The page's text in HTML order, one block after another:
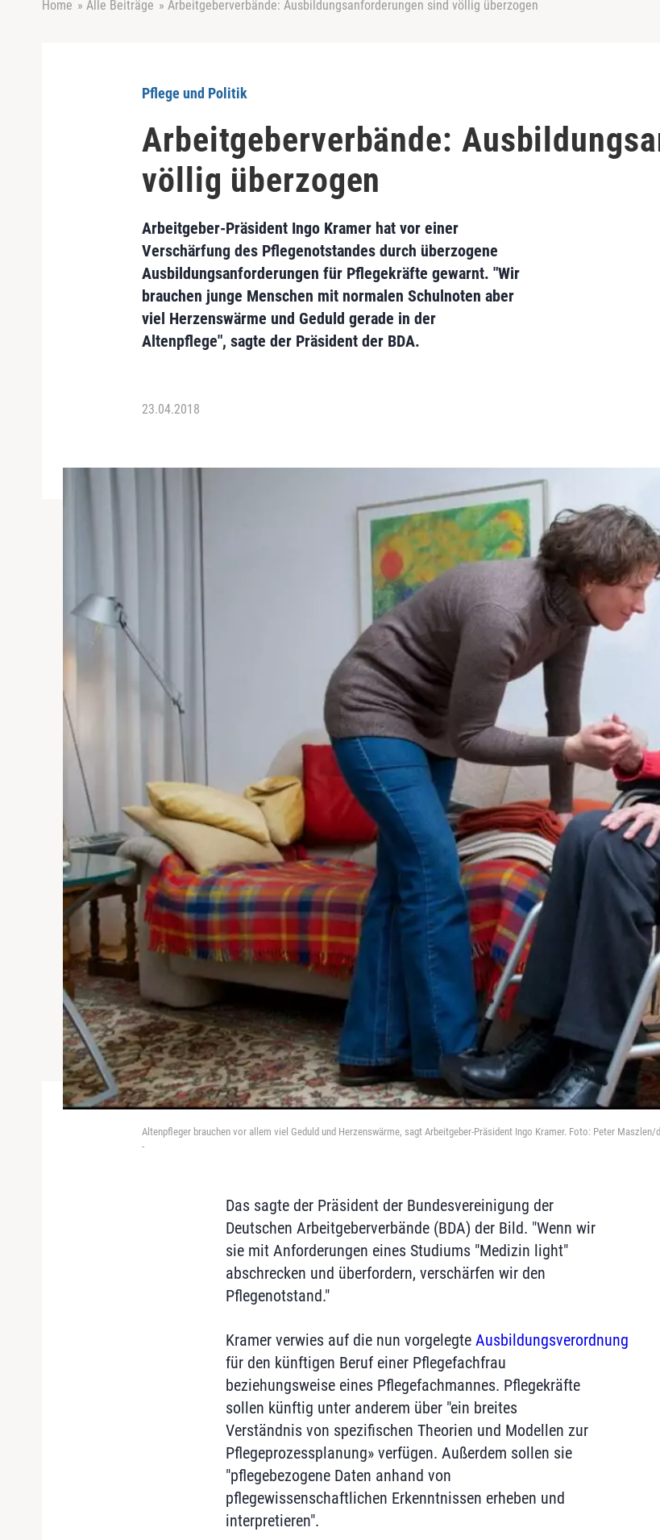
Home » Alle Beiträge » Arbeitgeberverbände: Ausbildungsanforderungen sind völlig überzogen
Pflege und Politik
Arbeitgeberverbände:
völlig überzogen
Arbeitgeber-Präsident Ingo Kramer hat vor einer
Verschärfung des Pflegenotstandes durch überzogene
Ausbildungsanforderungen für Pflegekräfte gewarnt. "Wir
brauchen junge Menschen mit normalen Schulnoten aber
viel Herzenswärme und Geduld gerade in der
Altenpflege", sagte der Präsident der BDA.
23.04.2018
Altenpfleger brauchen vor allem viel Geduld und Herzenswärme, sagt Arbeitgeber-Präsident Ingo Kramer. Foto: Peter Maszlen/
-
Das sagte der Präsident der Bundesvereinigung der
Deutschen Arbeitgeberverbände (BDA) der Bild. "Wenn wir
sie mit Anforderungen eines Studiums "Medizin light"
abschrecken und überfordern, verschärfen wir den
Pflegenotstand."
Kramer verwies auf die nun vorgelegte Ausbildungsverordnung
für den künftigen Beruf einer Pflegefachfrau
beziehungsweise eines Pflegefachmannes. Pflegekräfte
sollen künftig unter anderem über "ein breites
Verständnis von spezifischen Theorien und Modellen zur
Pflegeprozessplanung» verfügen. Außerdem sollen sie
"pflegebezogene Daten anhand von
pflegewissenschaftlichen Erkenntnissen erheben und
interpretieren".